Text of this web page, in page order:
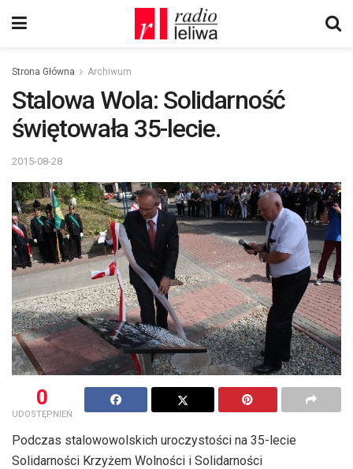
Strona Główna Archiwum
Stalowa Wola: Solidarność
świętowała 35-lecie.
2015-08-28
0
UDOSTĘPNIEŃ
Podczas stalowowolskich uroczystości na 35-lecie
Solidarności Krzyżem Wolności i Solidarności